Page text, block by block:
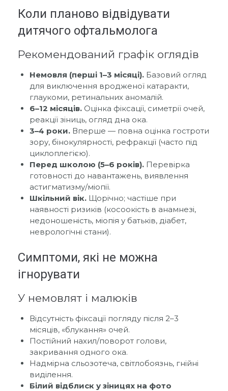
Коли планово відвідувати
дитячого офтальмолога
Рекомендований графік оглядів
Немовля (перші 1–3 місяці).Базовий огляд
для виключення вродженої катаракти,
глаукоми, ретинальних аномалій.
6–12 місяців.Оцінка фіксації, симетрії очей,
реакції зіниць, огляд дна ока.
3–4 роки.Вперше — повна оцінка гостроти
зору, бінокулярності, рефракції (часто під
циклоплегією).
Перед школою (5–6 років).Перевірка
готовності до навантажень, виявлення
астигматизму/міопії.
Шкільний вік.Щорічно; частіше при
наявності ризиків (косоокість в анамнезі,
недоношеність, міопія у батьків, діабет,
неврологічні стани).
Симптоми, які не можна
ігнорувати
У немовлят і малюків
Відсутність фіксації погляду після 2–3
місяців, «блукання» очей.
Постійний нахил/поворот голови,
закривання одного ока.
Надмірна сльозотеча, світлобоязнь, гнійні
виділення.
Білий відблиск у зіницях на фото